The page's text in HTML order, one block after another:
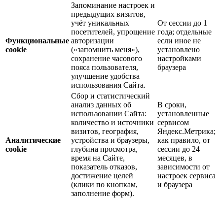
Функциональные
cookie
Запоминание настроек и
предыдущих визитов,
учёт уникальных
посетителей, упрощение
авторизации
(«запомнить меня»),
сохранение часового
пояса пользователя,
улучшение удобства
использования Сайта.
От сессии до 1
года; отдельные
если иное не
установлено
настройками
браузера
Аналитические
cookie
Сбор и статистический
анализ данных об
использовании Сайта:
количество и источники
визитов, география,
устройства и браузеры,
глубина просмотра,
время на Сайте,
показатель отказов,
достижение целей
(клики по кнопкам,
заполнение форм).
В сроки,
установленные
сервисом
Яндекс.Метрика;
как правило, от
сессии до 24
месяцев, в
зависимости от
настроек сервиса
и браузера